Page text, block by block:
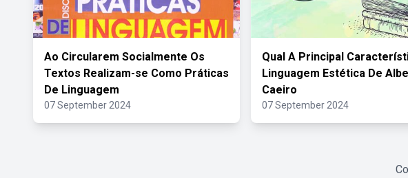
Ao Circularem Socialmente Os
Textos Realizam-se Como Práticas
De Linguagem
07 September 2024
Qual A Principal
Linguagem Estética De
Caeiro
07 September 2024